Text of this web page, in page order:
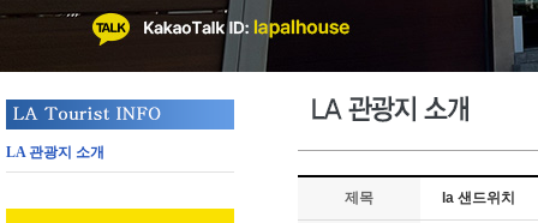
LA 관광지 소개
제목 la 샌드위치